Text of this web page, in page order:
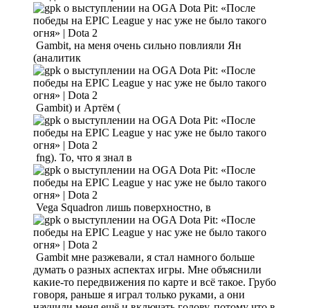
Gambit, на меня очень сильно повлияли Ян
(аналитик
Gambit) и Артём (
fng). То, что я знал в
Vega Squadron лишь поверхностно, в
Gambit мне разжевали, я стал намного больше
думать о разных аспектах игры. Мне объяснили
какие-то передвижения по карте и всё такое. Грубо
говоря, раньше я играл только руками, а они